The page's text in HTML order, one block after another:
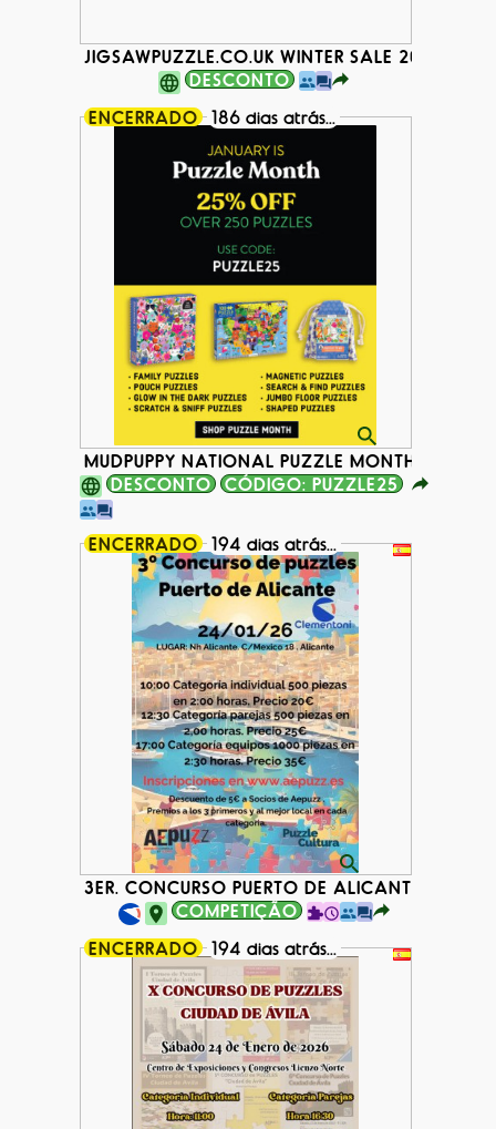
JIGSAWPUZZLE.CO.UK WINTER SALE 2026
DESCONTO
ENCERRADO
186 dias atrás...
MUDPUPPY NATIONAL PUZZLE MONTH
DESCONTO
CÓDIGO: PUZZLE25
ENCERRADO 194 dias atrás...
3ER. CONCURSO PUERTO DE ALICANTE
COMPETIÇÃO
ENCERRADO
194 dias atrás...